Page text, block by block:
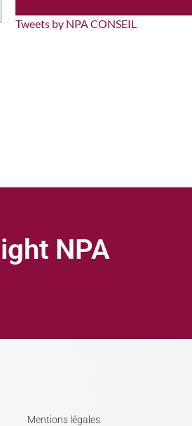
Tweets by NPA CONSEIL
NPA
Mentions légales